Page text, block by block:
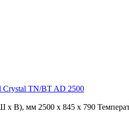
Crystal TN/BT AD 2500
x В), мм 2500 х 845 х 790